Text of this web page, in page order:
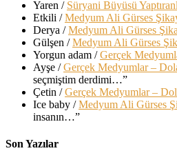
Yaren / Süryani Büyüsü
Etkili /Medyum Ali Gürses
Derya /Medyum Ali Gürses
Gülşen /Medyum Ali Gürses
Yorgun adam /Gerçek
Ayşe /Gerçek Medyumlar –
seçmiştim derdimi…”
Çetin /Gerçek Medyumlar –
Ice baby /Medyum Ali Gürses
insanın…”
Son Yazılar